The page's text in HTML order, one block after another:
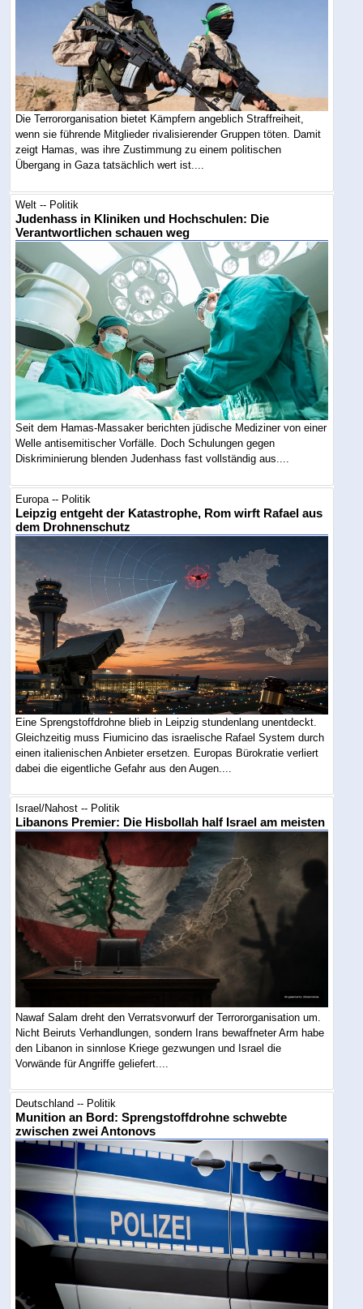
Die Terrororganisation bietet Kämpfern angeblich Straffreiheit,
wenn sie führende Mitglieder rivalisierender Gruppen töten. Damit
zeigt Hamas, was ihre Zustimmung zu einem politischen
Übergang in Gaza tatsächlich wert ist....
Welt -- Politik
Judenhass in Kliniken und Hochschulen: Die
Verantwortlichen schauen weg
Seit dem Hamas-Massaker berichten jüdische Mediziner von einer
Welle antisemitischer Vorfälle. Doch Schulungen gegen
Diskriminierung blenden Judenhass fast vollständig aus....
Europa -- Politik
Leipzig entgeht der Katastrophe, Rom wirft Rafael aus
dem Drohnenschutz
Eine Sprengstoffdrohne blieb in Leipzig stundenlang unentdeckt.
Gleichzeitig muss Fiumicino das israelische Rafael System durch
einen italienischen Anbieter ersetzen. Europas Bürokratie verliert
dabei die eigentliche Gefahr aus den Augen....
Israel/Nahost -- Politik
Libanons Premier: Die Hisbollah half Israel am meisten
Nawaf Salam dreht den Verratsvorwurf der Terrororganisation um.
Nicht Beiruts Verhandlungen, sondern Irans bewaffneter Arm habe
den Libanon in sinnlose Kriege gezwungen und Israel die
Vorwände für Angriffe geliefert....
Deutschland -- Politik
Munition an Bord: Sprengstoffdrohne schwebte
zwischen zwei Antonovs